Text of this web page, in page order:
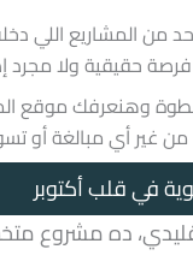
المشاريع اللي
حقيقية ولا
وهنعرفك موقع
من غير أي مبالغة أو
في قلب أكتوبر
ده مشروع